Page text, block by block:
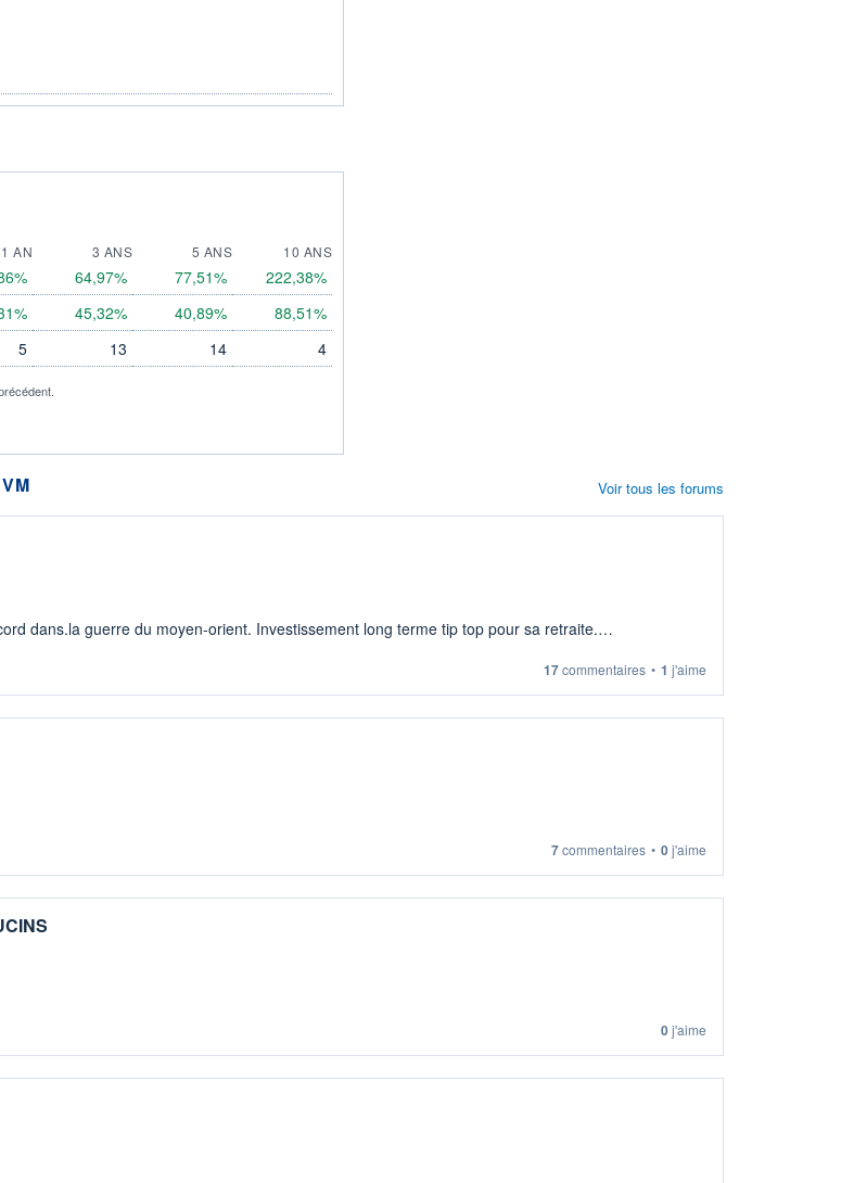
1 AN 3 ANS 5 ANS
10 ANS
64,97% 77,51% 222,38%
45,32% 40,89% 88,51%
5 13 14 4
dans.la guerre du moyen-orient. Investissement long terme tip top pour sa retraite.
17commentaires • 1 j'aime
7commentaires • 0j'aime
0j'aime
Voir tous les forums